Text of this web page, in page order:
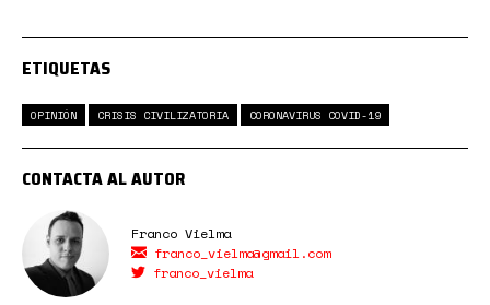
ETIQUETAS
OPINIÓN CRISIS CIVILIZATORIA CORONAVIRUS COVID-19
CONTACTA AL AUTOR
Franco Vielma
franco_vielma@gmail.com
franco_vielma